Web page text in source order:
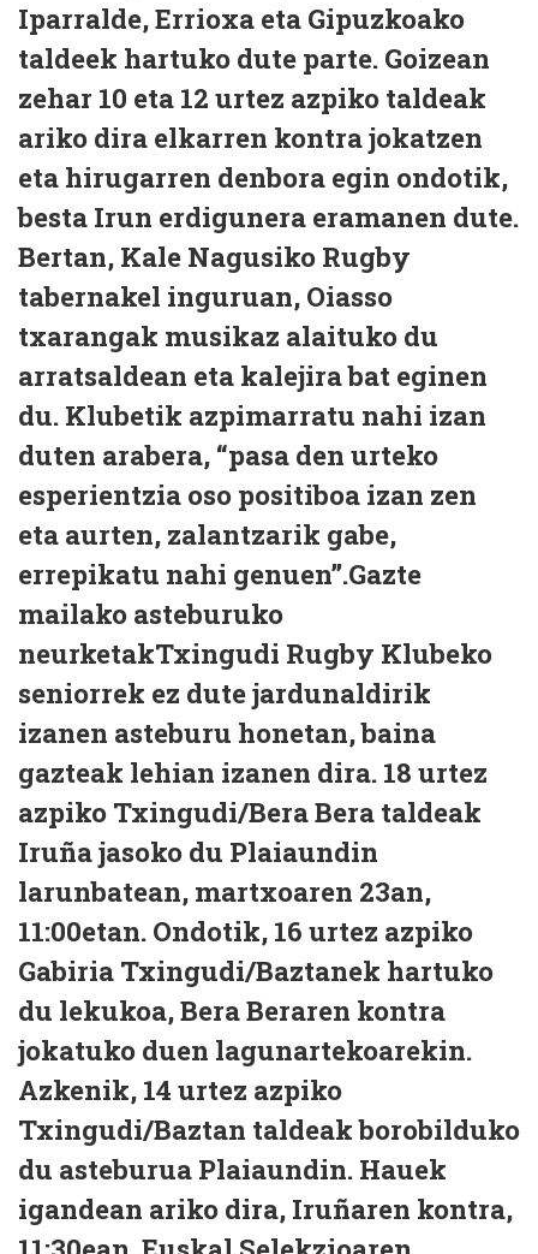
Iparralde, Errioxa eta Gipuzkoako
taldeek hartuko dute parte. Goizean
zehar 10 eta 12 urtez azpiko taldeak
ariko dira elkarren kontra jokatzen
eta hirugarren denbora egin ondotik,
besta Irun erdigunera eramanen dute.
Bertan, Kale Nagusiko Rugby
tabernakel inguruan, Oiasso
txarangak musikaz alaituko du
arratsaldean eta kalejira bat eginen
du. Klubetik azpimarratu nahi izan
duten arabera, “pasa den urteko
esperientzia oso positiboa izan zen
eta aurten, zalantzarik gabe,
errepikatu nahi genuen”.Gazte
mailako asteburuko
neurketakTxingudi Rugby Klubeko
seniorrek ez dute jardunaldirik
izanen asteburu honetan, baina
gazteak lehian izanen dira. 18 urtez
azpiko Txingudi/Bera Bera taldeak
Iruña jasoko du Plaiaundin
larunbatean, martxoaren 23an,
11:00etan. Ondotik, 16 urtez azpiko
Gabiria Txingudi/Baztanek hartuko
du lekukoa, Bera Beraren kontra
jokatuko duen lagunartekoarekin.
Azkenik, 14 urtez azpiko
Txingudi/Baztan taldeak borobilduko
du asteburua Plaiaundin. Hauek
igandean ariko dira, Iruñaren kontra,